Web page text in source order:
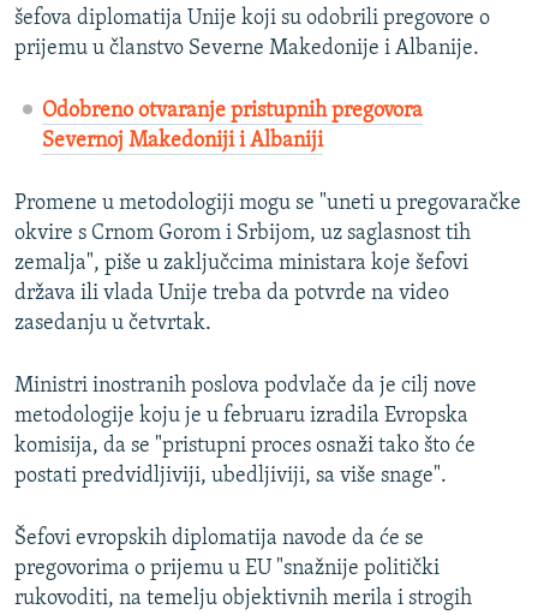
NASTANAK I RASPAD JUGOSLAVIJE
šefova diplomatija Unije koji su odobrili pregovore o
prijemu u članstvo Severne Makedonije i Albanije.
Odobreno otvaranje pristupnih pregovora
Severnoj Makedoniji i Albaniji
Promene u metodologiji mogu se "uneti u pregovaračke
okvire s Crnom Gorom i Srbijom, uz saglasnost tih
zemalja", piše u zaključcima ministara koje šefovi
država ili vlada Unije treba da potvrde na video
zasedanju u četvrtak.
Ministri inostranih poslova podvlače da je cilj nove
metodologije koju je u februaru izradila Evropska
komisija, da se "pristupni proces osnaži tako što će
postati predvidljiviji, ubedljiviji, sa više snage".
Šefovi evropskih diplomatija navode da će se
pregovorima o prijemu u EU "snažnije politički
rukovoditi, na temelju objektivnih merila i strogih